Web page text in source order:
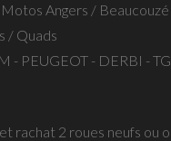
Angers / Beaucouzé
/ Quads
- PEUGEOT - DERBI -
rachat 2 roues neufs ou